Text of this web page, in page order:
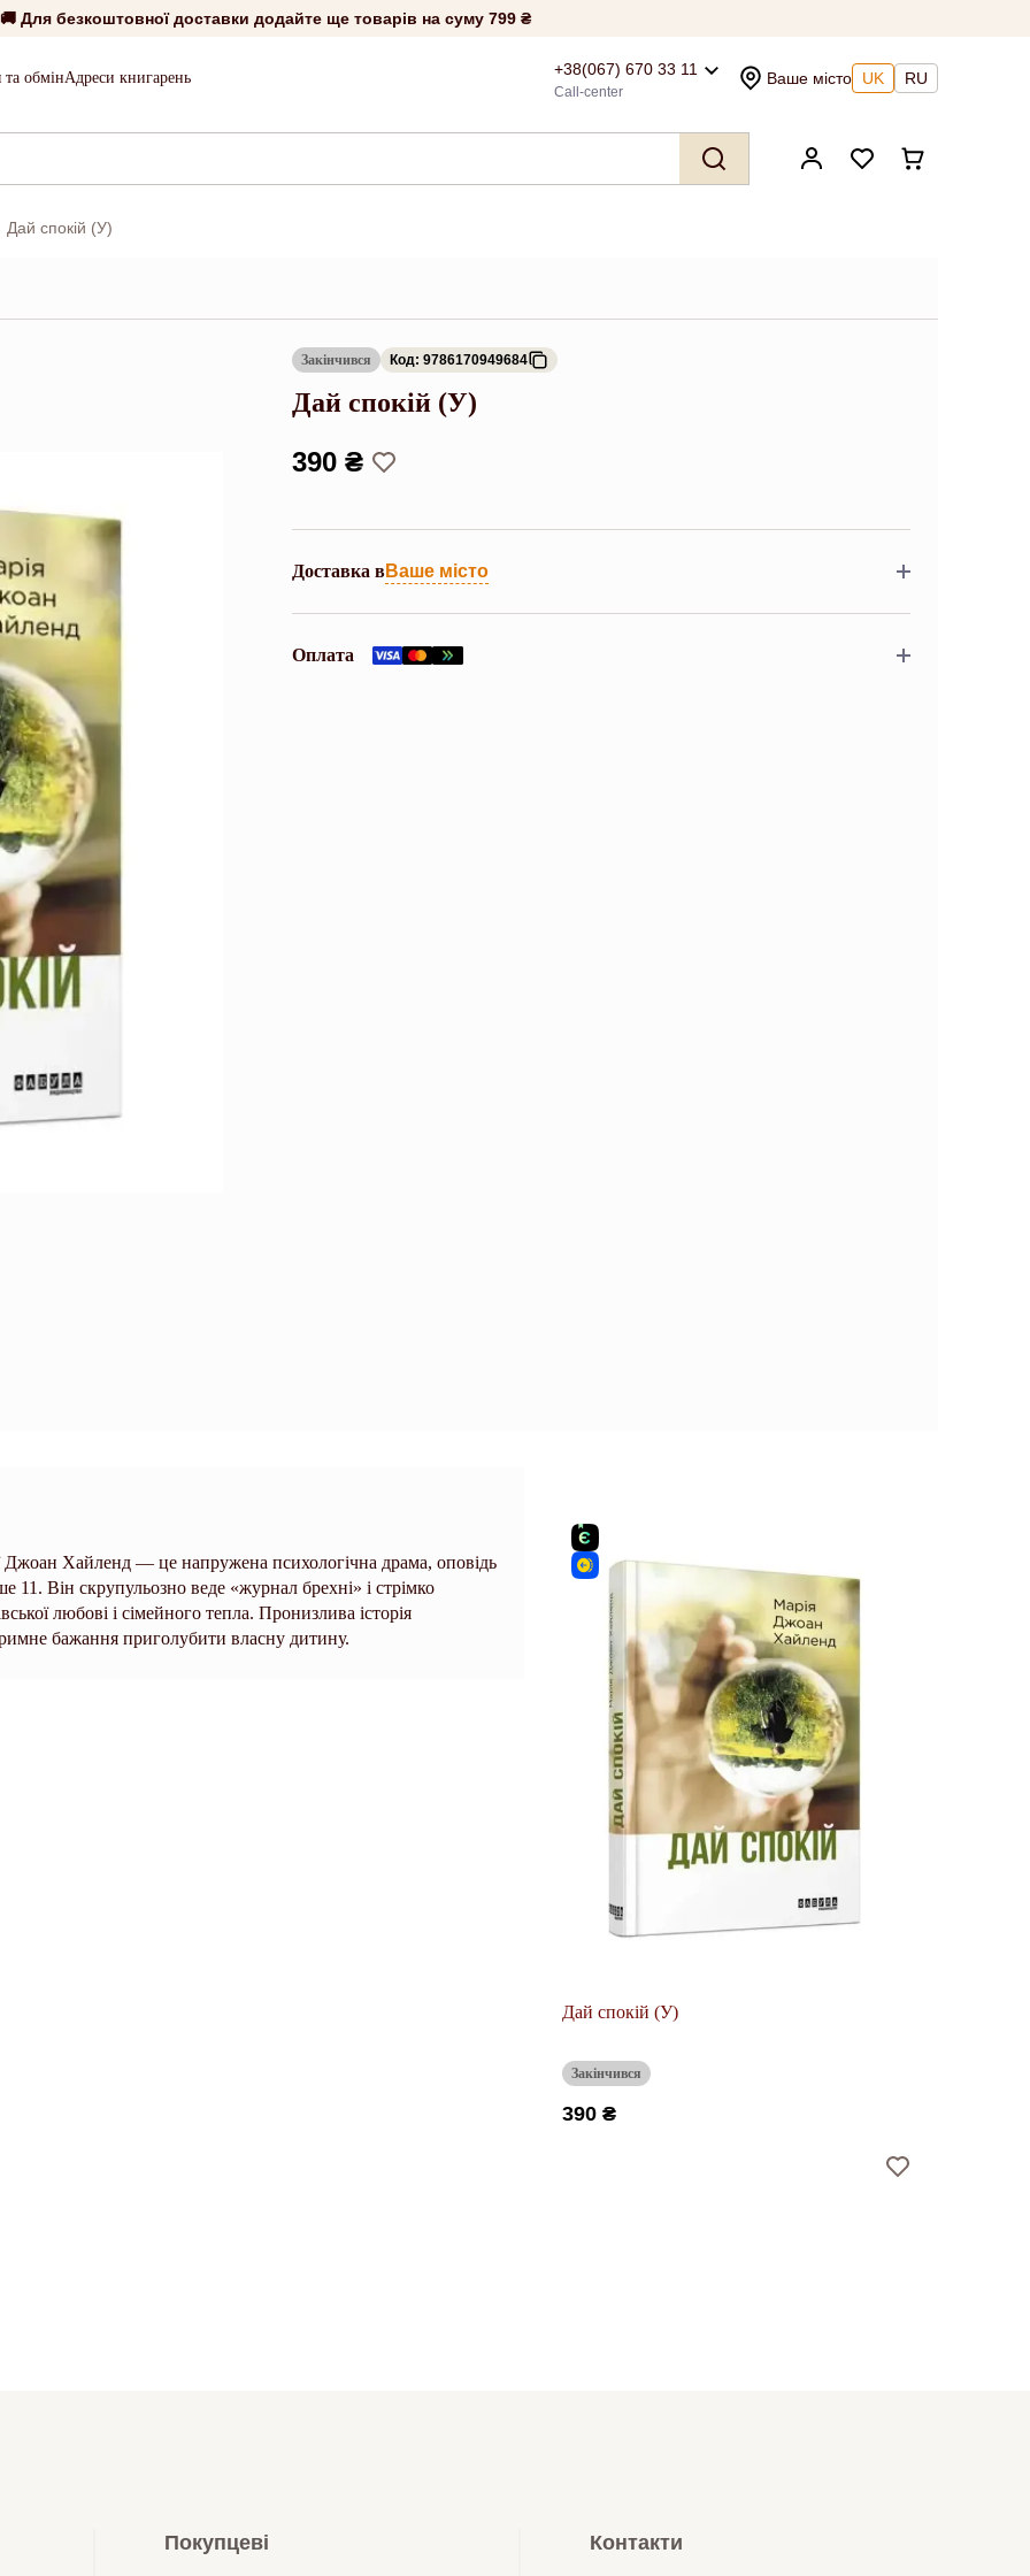
🚚 Для безкоштовної доставки додайте ще товарів на суму 799 ₴
обмінАдреси книгарень +38(067) 670 33 11
Call-center
Ваше місто UK RU
Дай спокій (У)
Закінчився Код: 9786170949684
Дай спокій (У)
390 ₴
Доставка вВаше місто
Оплата
Джоан Хайленд — це напружена психологічна драма, оповідь
11. Він скрупульозно веде «журнал брехні» і стрімко
любові і сімейного тепла. Пронизлива історія
бажання приголубити власну дитину.
Дай спокій (У)
Закінчився
390 ₴
Покупцеві Контакти